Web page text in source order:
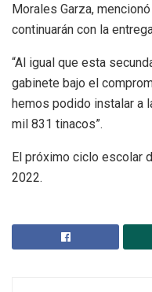
Morales Garza,
continuarán con la
“Al igual que esta
gabinete bajo el
hemos podido instalar a
mil 831 tinacos”.
El próximo ciclo escolar
2022.